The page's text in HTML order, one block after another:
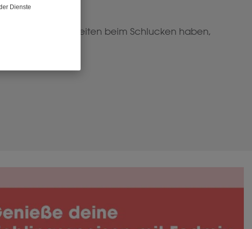
Dienste
Sie Schwierigkeiten beim Schlucken haben,